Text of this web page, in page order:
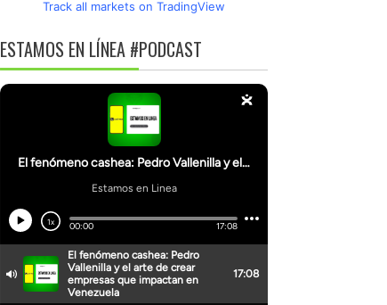
Track all markets on TradingView
ESTAMOS EN LÍNEA #PODCAST